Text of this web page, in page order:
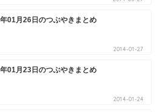
01月26日のつぶやきまとめ
2014-01-27
01月23日のつぶやきまとめ
2014-01-24